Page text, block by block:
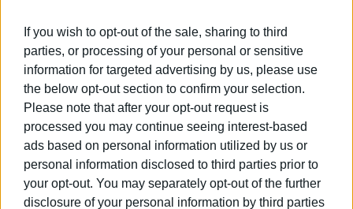
If you wish to opt-out of the sale, sharing to third
parties, or processing of your personal or sensitive
information for targeted advertising by us, please use
the below opt-out section to confirm your selection.
Please note that after your opt-out request is
processed you may continue seeing interest-based
ads based on personal information utilized by us or
personal information disclosed to third parties prior to
your opt-out. You may separately opt-out of the further
disclosure of your personal information by third parties
ΦΩΤΟ@ΣΤΕΦΑΝΟΣ ΠΕΝ. ΠΟΥΛΗΜΕΝΟς
Σύμφωνα με την ενημέρωση του Δημάρχου, υπήρξε
ακαριαία κινητοποίηση των αρχών. Προκειμένου να
απομακρυνθούν με ασφάλεια τα επικίνδυνα φύλλα της
επικάλυψης, έχει τεθεί σε εφαρμογή προσωρινή